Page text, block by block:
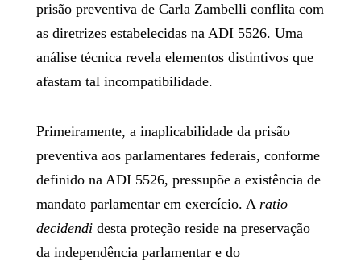
prisão preventiva de Carla Zambelli conflita com
as diretrizes estabelecidas na ADI 5526. Uma
análise técnica revela elementos distintivos que
afastam tal incompatibilidade.
Primeiramente, a inaplicabilidade da prisão
preventiva aos parlamentares federais, conforme
definido na ADI 5526, pressupõe a existência de
mandato parlamentar em exercício. A ratio
decidendidesta proteção reside na preservação
da independência parlamentar e do